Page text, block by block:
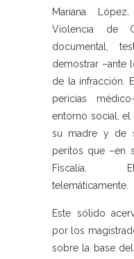
Mariana
Violencia de
documental,
demostrar –ante
de la infracción.
pericias
entorno social,
su madre y de
peritos que –en
Fiscalía.
telemáticamente.
Este sólido
por los
sobre la base